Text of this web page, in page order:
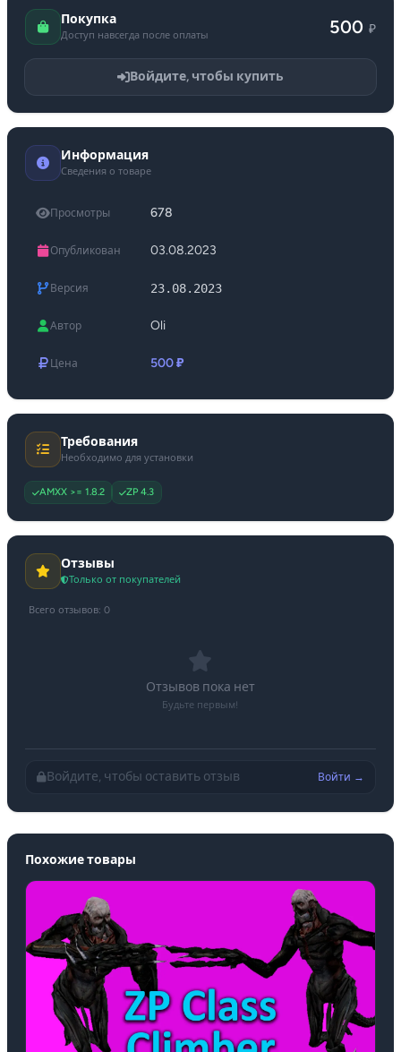
Покупка
Доступ навсегда после оплаты 500 ₽
Войдите, чтобы купить
Информация
Сведения о товаре
Просмотры 678
Опубликован 03.08.2023
Версия 23.08.2023
Автор Oli
Цена 500 ₽
Требования
Необходимо для установки
AMXX >= 1.8.2 ZP 4.3
Отзывы
Только от покупателей
Всего отзывов: 0
Отзывов пока нет
Будьте первым!
Войдите, чтобы оставить отзыв Войти →
Похожие товары